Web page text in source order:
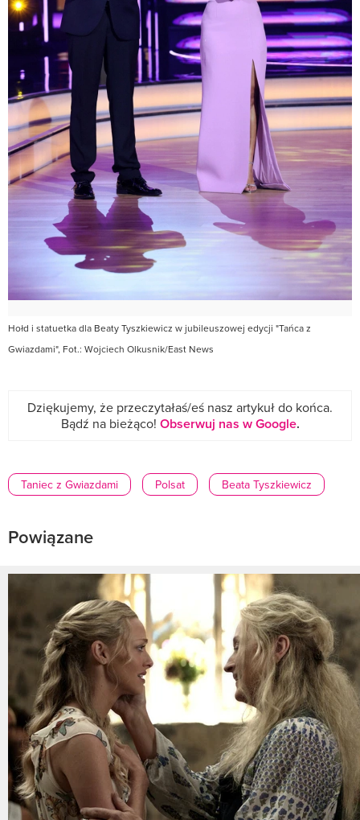
Hołd i statuetka dla Beaty Tyszkiewicz w jubileuszowej edycji "Tańca z
Gwiazdami", Fot.: Wojciech Olkusnik/East News
Dziękujemy, że przeczytałaś/eś nasz artykuł do końca.
Bądź na bieżąco! Obserwuj nas w Google.
Taniec z Gwiazdami Polsat Beata Tyszkiewicz
Powiązane